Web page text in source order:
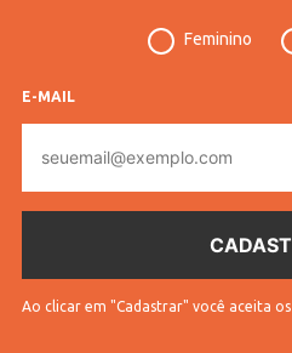
Feminino
E-MAIL
mail
Ao clicar em "Cadastrar" você aceita os